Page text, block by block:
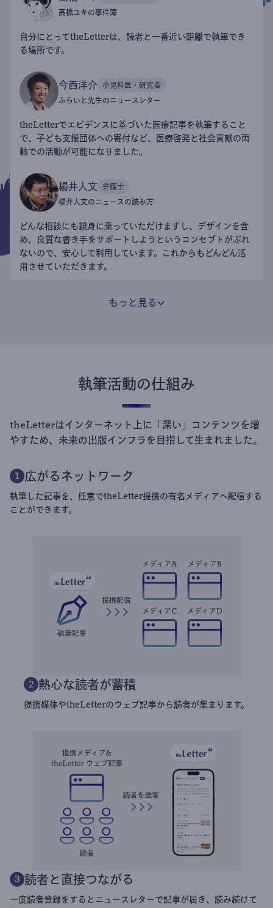
高橋ユキの事件簿
自分にとってtheLetterは、読者と一番近い距離で執筆でき
る場所です。
今西洋介 小児科医・研究者
ふらいと先生のニュースレター
theLetterでエビデンスに基づいた医療記事を執筆すること
で、子ども支援団体への寄付など、医療啓発と社会貢献の両
軸での活動が可能になりました。
楊井人文 弁護士
楊井人文のニュースの読み方
どんな相談にも親身に乗っていただけますし、デザインを含
め、良質な書き手をサポートしようというコンセプトがぶれ
ないので、安心して利用しています。これからもどんどん活
用させていただきます。
もっと見る
執筆活動の仕組み
theLetterはインターネット上に「深い」コンテンツを増
やすため、未来の出版インフラを目指して生まれました。
1 広がるネットワーク
執筆した記事を、任意でtheLetter提携の有名メディアへ配信する
ことができます。
2 熱心な読者が蓄積
提携媒体やtheLetterのウェブ記事から読者が集まります。
3 読者と直接つながる
一度読者登録をするとニュースレターで記事が届き、読み続けて